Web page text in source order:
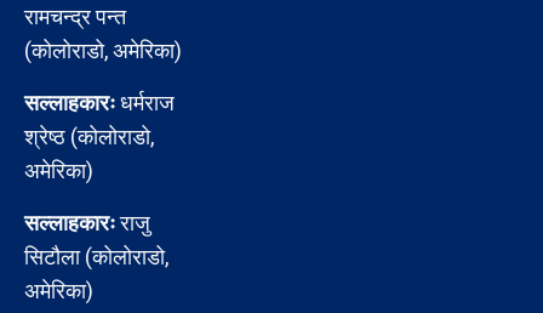
रामचन्द्र पन्त
(कोलोराडो, अमेरिका)
सल्लाहकारःधर्मराज
श्रेष्ठ (कोलोराडो,
अमेरिका)
सल्लाहकारःराजु
सिटौला (कोलोराडो,
अमेरिका)